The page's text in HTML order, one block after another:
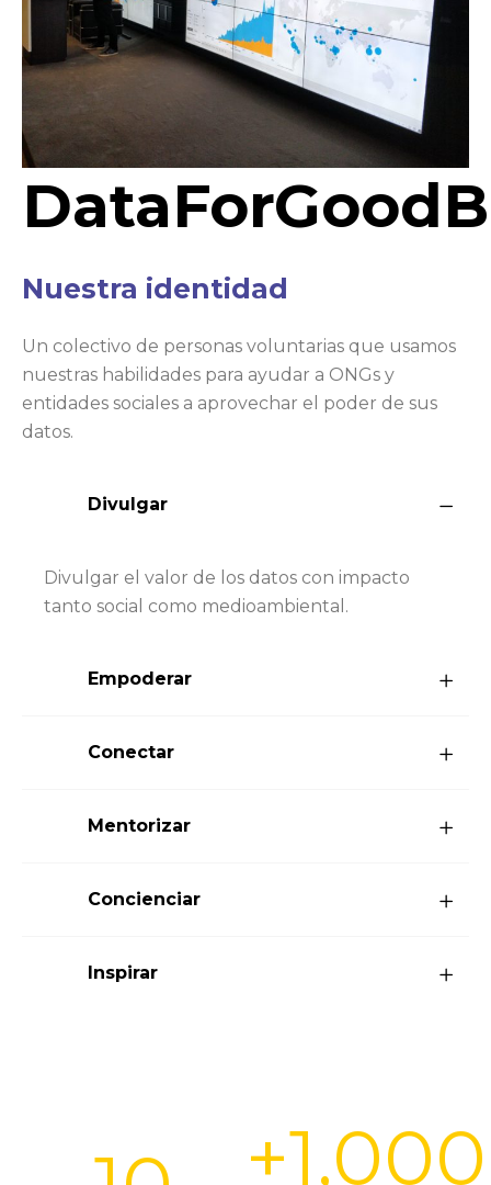
Nuestra identidad
Un colectivo de personas voluntarias que usamos
nuestras habilidades para ayudar a ONGs y
entidades sociales a aprovechar el poder de sus
datos.
Divulgar
Divulgar el valor de los datos con impacto
tanto social como medioambiental.
Empoderar
Conectar
Mentorizar
Concienciar
Inspirar
+1,000